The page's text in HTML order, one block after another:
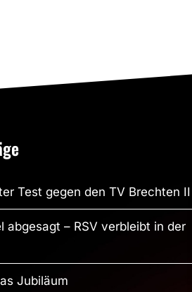
Test gegen den TV Brechten II
abgesagt – RSV verbleibt in der
Jubiläum